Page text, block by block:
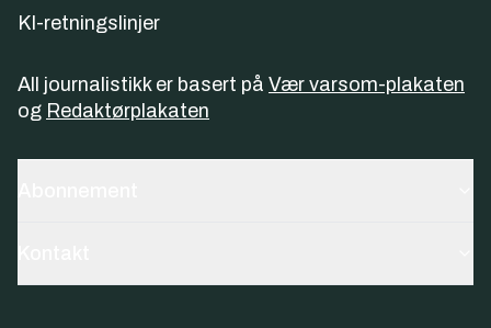
KI-retningslinjer
All journalistikk er basert på Vær varsom-plakaten
og Redaktørplakaten